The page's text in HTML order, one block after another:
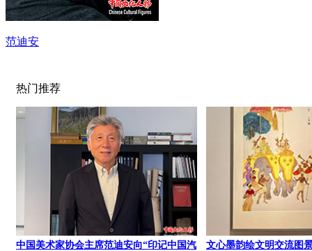
范迪安
热门推荐
中国美术家协会主席范迪安向“印记中国汽
文心墨韵绘文明交流图